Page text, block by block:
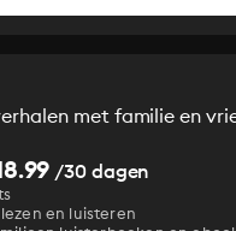
met familie en
/30 dagen
en luisteren